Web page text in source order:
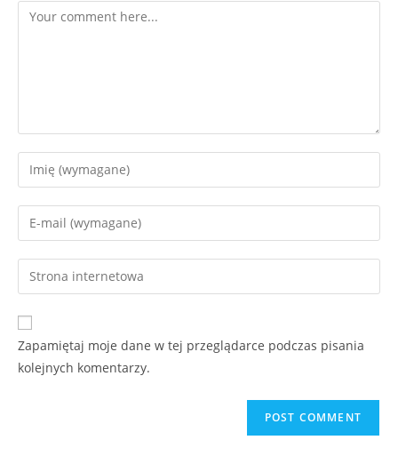
Zapamiętaj moje dane w tej przeglądarce podczas pisania
kolejnych komentarzy.